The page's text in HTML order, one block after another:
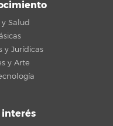
Salud
y Jurídicas
y Arte
interés